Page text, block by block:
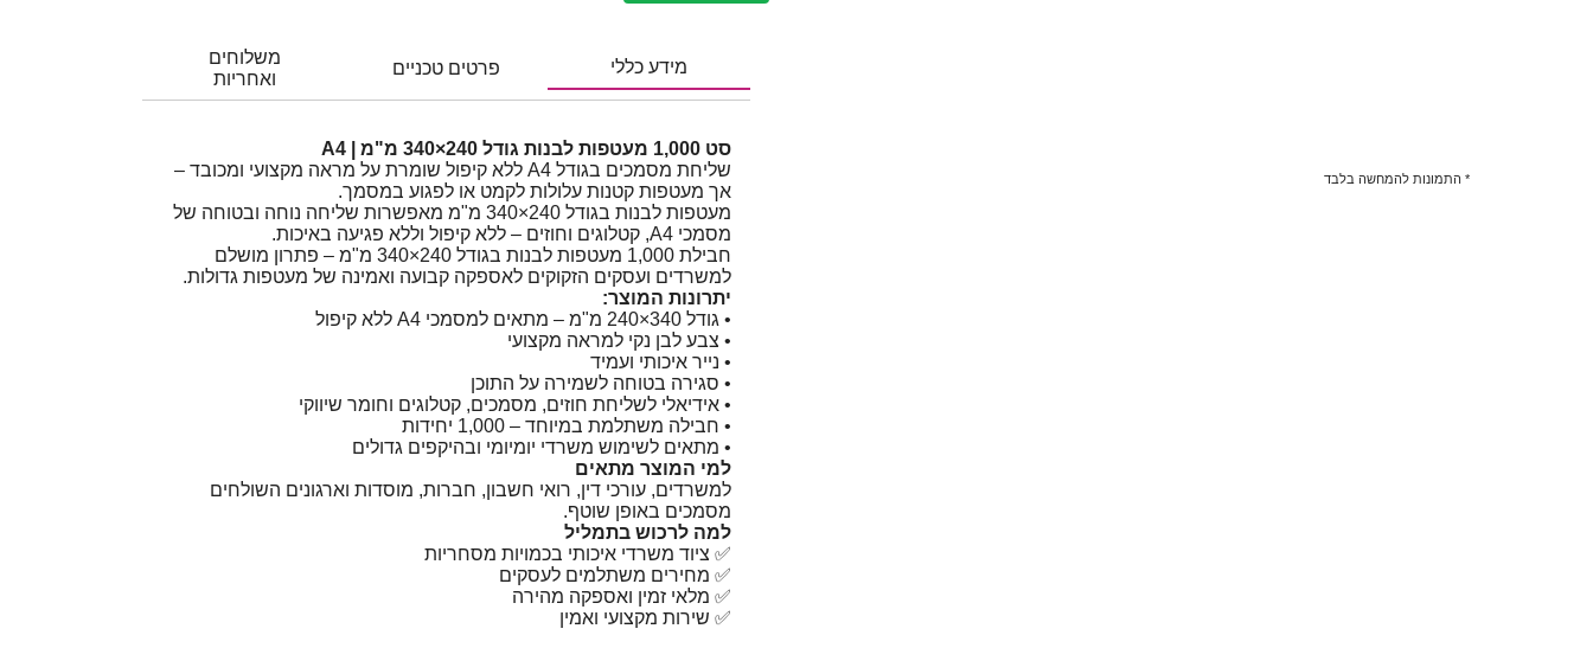
* התמונות להמחשה בלבד
מידע כללי פרטים טכניים
משלוחים
ואחריות
סט 1,000 מעטפות לבנות גודל 240×340 מ"מ | A4
שליחת מסמכים בגודל A4 ללא קיפול שומרת על מראה מקצועי ומכובד –
אך מעטפות קטנות עלולות לקמט או לפגוע במסמך.
מעטפות לבנות בגודל 240×340 מ"מ מאפשרות שליחה נוחה ובטוחה של
מסמכי A4, קטלוגים וחוזים – ללא קיפול וללא פגיעה באיכות.
חבילת 1,000 מעטפות לבנות בגודל 240×340 מ"מ – פתרון מושלם
למשרדים ועסקים הזקוקים לאספקה קבועה ואמינה של מעטפות גדולות.
יתרונות המוצר:
• גודל ‎240×340 מ"מ‎ – מתאים למסמכי A4 ללא קיפול
• צבע לבן נקי למראה מקצועי
• נייר איכותי ועמיד
• סגירה בטוחה לשמירה על התוכן
• אידיאלי לשליחת חוזים, מסמכים, קטלוגים וחומר שיווקי
• חבילה משתלמת במיוחד – 1,000 יחידות
• מתאים לשימוש משרדי יומיומי ובהיקפים גדולים
למי המוצר מתאים
למשרדים, עורכי דין, רואי חשבון, חברות, מוסדות וארגונים השולחים
מסמכים באופן שוטף.
למה לרכוש בתמליל
✅ ציוד משרדי איכותי בכמויות מסחריות
✅ מחירים משתלמים לעסקים
✅ מלאי זמין ואספקה מהירה
✅ שירות מקצועי ואמין